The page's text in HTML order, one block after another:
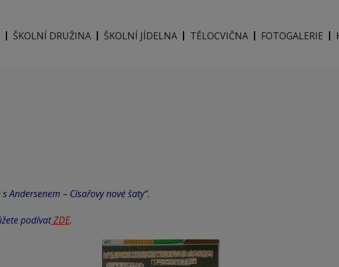
ŠKOLNÍ DRUŽINA ŠKOLNÍ JÍDELNA TĚLOCVIČNA FOTOGALERIE
– Císařovy nové šaty“.
podívatZDE.